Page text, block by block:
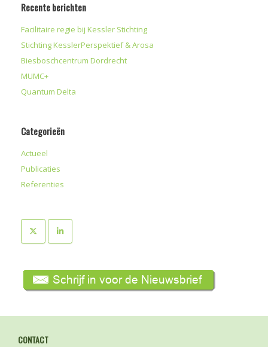
Recente berichten
Facilitaire regie bij Kessler Stichting
Stichting KesslerPerspektief & Arosa
Biesboschcentrum Dordrecht
MUMC+
Quantum Delta
Categorieën
Actueel
Publicaties
Referenties
CONTACT